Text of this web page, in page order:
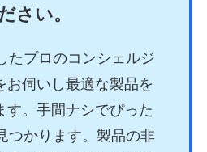
さい。
たプロのコンシェルジ
お伺いし最適な製品を
す。手間ナシでぴった
つかります。製品の非